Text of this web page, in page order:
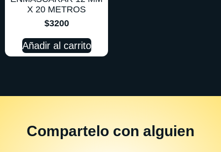
X 20 METROS
$3200
Añadir al carrito
Compartelo con alguien